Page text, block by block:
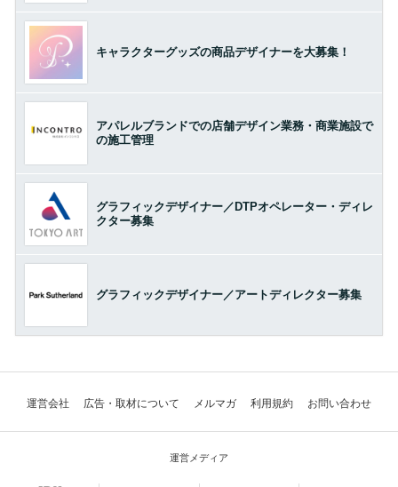
キャラクターグッズの商品デザイナーを大募集！
アパレルブランドでの店舗デザイン業務・商業施設で
の施工管理
グラフィックデザイナー／DTPオペレーター・ディレ
クター募集
グラフィックデザイナー／アートディレクター募集
運営会社 広告・取材について メルマガ 利用規約 お問い合わせ
運営メディア